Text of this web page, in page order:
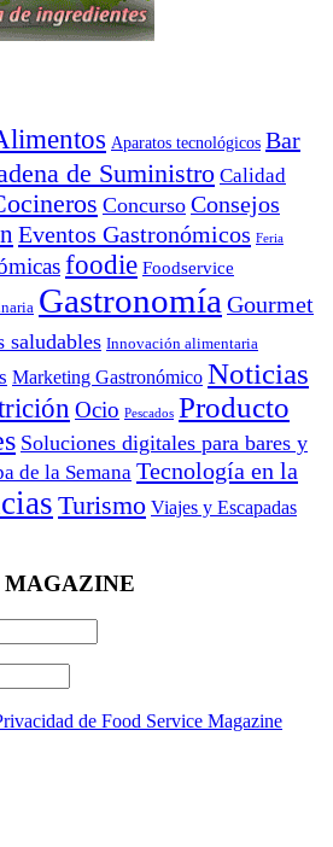
Aparatos tecnológicos Bar
de Suministro Calidad
Concurso Consejos
Eventos Gastronómicos Feria
foodie Foodservice
Gastronomía Gourmet
saludables Innovación alimentaria
Marketing Gastronómico Noticias
Ocio Pescados Producto
Soluciones digitales para bares y
de la Semana Tecnología en la
Turismo Viajes y Escapadas
MAGAZINE
de Food Service Magazine